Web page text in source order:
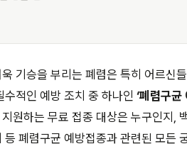
기승을 부리는 폐렴은 특히 어르신
적인 예방 조치 중 하나인 ‘폐렴구균
원하는 무료 접종 대상은 누구인지,
등 폐렴구균 예방접종과 관련된 모든